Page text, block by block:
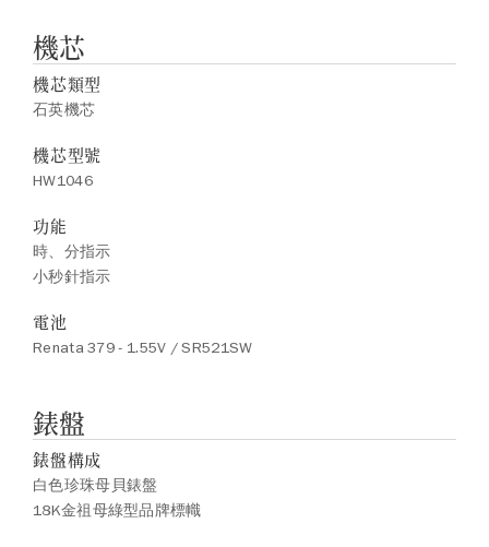
機芯
機芯類型
石英機芯
機芯型號
HW1046
功能
時、分指示
小秒針指示
電池
Renata 379 - 1.55V / SR521SW
錶盤
錶盤構成
白色珍珠母貝錶盤
18K金祖母綠型品牌標幟